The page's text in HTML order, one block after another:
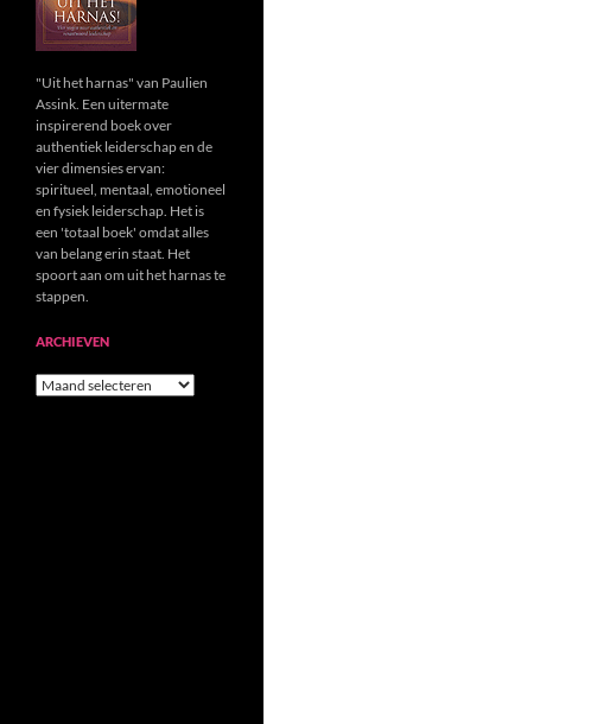
"Uit het harnas" van Paulien
Assink. Een uitermate
inspirerend boek over
authentiek leiderschap en de
vier dimensies ervan:
spiritueel, mentaal, emotioneel
en fysiek leiderschap. Het is
een 'totaal boek' omdat alles
van belang erin staat. Het
spoort aan om uit het harnas te
stappen.
ARCHIEVEN
Archieven